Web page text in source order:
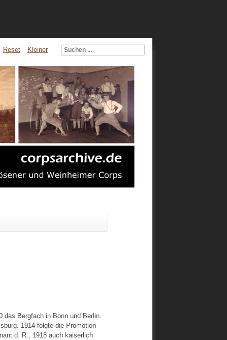
Reset Kleiner
Bergfach in Bonn und Berlin.
1914 folgte die Promotion
d. R., 1918 auch kaiserlich